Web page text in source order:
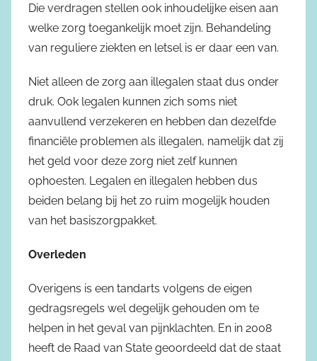
Die verdragen stellen ook inhoudelijke eisen aan
welke zorg toegankelijk moet zijn. Behandeling
van reguliere ziekten en letsel is er daar een van.
Niet alleen de zorg aan illegalen staat dus onder
druk. Ook legalen kunnen zich soms niet
aanvullend verzekeren en hebben dan dezelfde
financiële problemen als illegalen, namelijk dat zij
het geld voor deze zorg niet zelf kunnen
ophoesten. Legalen en illegalen hebben dus
beiden belang bij het zo ruim mogelijk houden
van het basiszorgpakket.
Overleden
Overigens is een tandarts volgens de eigen
gedragsregels wel degelijk gehouden om te
helpen in het geval van pijnklachten. En in 2008
heeft de Raad van State geoordeeld dat de staat